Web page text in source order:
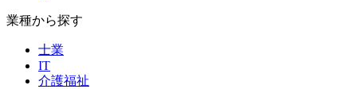
業種から探す
士業
IT
介護福祉